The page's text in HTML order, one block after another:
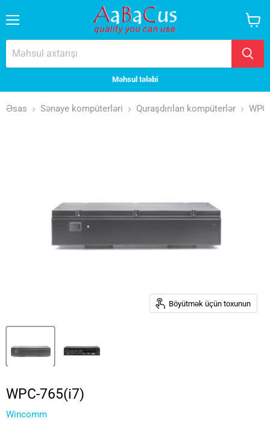
Məhsul tələbi
baxın
Əsas Sənaye kompüterləri Quraşdırılan kompüterlər
Böyütmək üçün toxunun
WPC-765(i7)
Wincomm